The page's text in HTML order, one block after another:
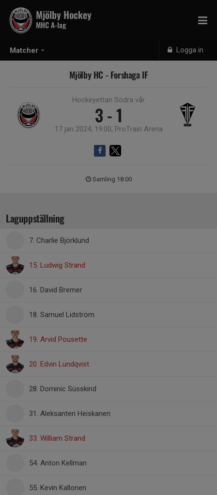
Matcher Logga in
Mjölby Hockey
MHC A-lag
Mjölby HC - Forshaga IF
Hockeyettan Södra vår
3 - 1
17 jan 2024, 19:00, ProTrain Arena
Samling 18:00
Laguppställning
7. Charlie Björklund
15. Ludwig Strand
16. David Bremer
18. Samuel Lidström
19. Arvid Pousette
20. Edvin Lundqvist
28. Dominic Süsskind
31. Aleksanteri Heiskanen
33. William Strand
54. Anton Kellman
55. Kevin Kallonen